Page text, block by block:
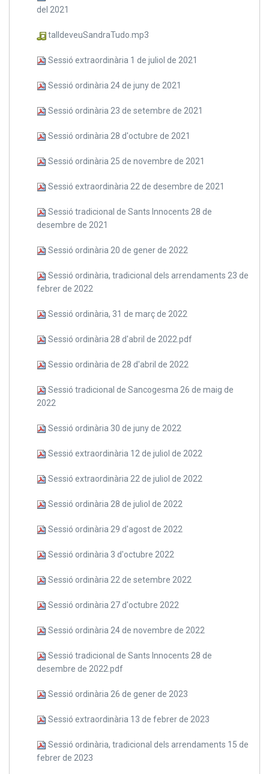
del 2021
talldeveuSandraTudo.mp3
Sessió extraordinària 1 de juliol de 2021
Sessió ordinària 24 de juny de 2021
Sessió ordinària 23 de setembre de 2021
Sessió ordinària 28 d'octubre de 2021
Sessió ordinària 25 de novembre de 2021
Sessió extraordinària 22 de desembre de 2021
Sessió tradicional de Sants Innocents 28 de
desembre de 2021
Sessió ordinària 20 de gener de 2022
Sessió ordinària, tradicional dels arrendaments 23 de
febrer de 2022
Sessió ordinària, 31 de març de 2022
Sessió ordinària 28 d'abril de 2022.pdf
Sessio ordinària de 28 d'abril de 2022
Sessió tradicional de Sancogesma 26 de maig de
2022
Sessió ordinària 30 de juny de 2022
Sessió extraordinària 12 de juliol de 2022
Sessió extraordinària 22 de juliol de 2022
Sessió ordinària 28 de juliol de 2022
Sessió ordinària 29 d'agost de 2022
Sessió ordinària 3 d'octubre 2022
Sessió ordinària 22 de setembre 2022
Sessió ordinària 27 d'octubre 2022
Sessió ordinària 24 de novembre de 2022
Sessió tradicional de Sants Innocents 28 de
desembre de 2022.pdf
Sessió ordinària 26 de gener de 2023
Sessió extraordinària 13 de febrer de 2023
Sessió ordinària, tradicional dels arrendaments 15 de
febrer de 2023